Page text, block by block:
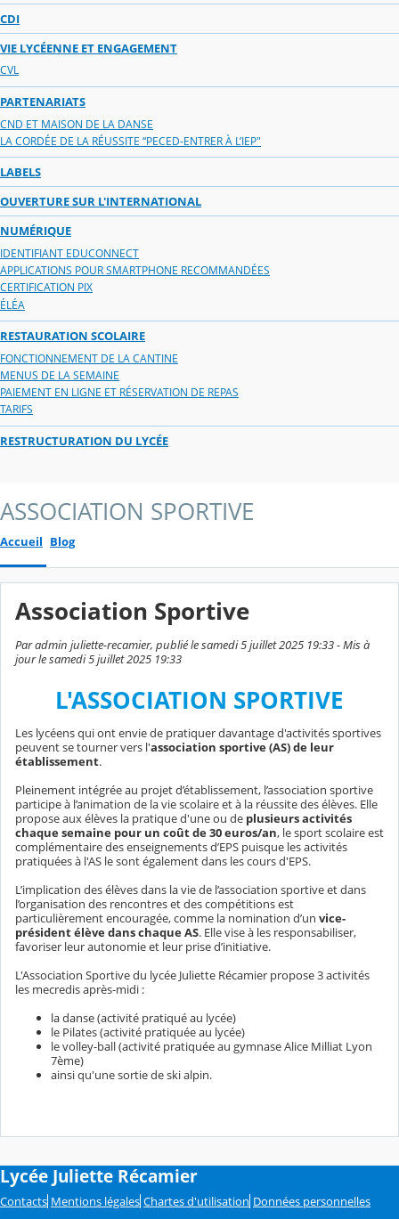
CDI
VIE LYCÉENNE ET ENGAGEMENT
CVL
PARTENARIATS
CND ET MAISON DE LA DANSE
LA CORDÉE DE LA RÉUSSITE “PECED-ENTRER À L’IEP"
LABELS
OUVERTURE SUR L'INTERNATIONAL
NUMÉRIQUE
IDENTIFIANT EDUCONNECT
APPLICATIONS POUR SMARTPHONE RECOMMANDÉES
CERTIFICATION PIX
ÉLÉA
RESTAURATION SCOLAIRE
FONCTIONNEMENT DE LA CANTINE
MENUS DE LA SEMAINE
PAIEMENT EN LIGNE ET RÉSERVATION DE REPAS
TARIFS
RESTRUCTURATION DU LYCÉE
ASSOCIATION SPORTIVE
Accueil Blog
Association Sportive
Par admin juliette-recamier, publié le samedi 5 juillet 2025 19:33 - Mis à
jour le samedi 5 juillet 2025 19:33
L'ASSOCIATION SPORTIVE
Les lycéens qui ont envie de pratiquer davantage d'activités sportives
peuvent se tourner vers l'association sportive (AS) de leur
établissement.
Pleinement intégrée au projet d’établissement, l’association sportive
participe à l’animation de la vie scolaire et à la réussite des élèves. Elle
propose aux élèves la pratique d'une ou de plusieurs activités
chaque semaine pour un coût de 30 euros/an, le sport scolaire est
complémentaire des enseignements d’EPS puisque les activités
pratiquées à l'AS le sont également dans les cours d'EPS.
L’implication des élèves dans la vie de l’association sportive et dans
l’organisation des rencontres et des compétitions est
particulièrement encouragée, comme la nomination d’un vice-
président élève dans chaque AS. Elle vise à les responsabiliser,
favoriser leur autonomie et leur prise d’initiative.
L'Association Sportive du lycée Juliette Récamier propose 3 activités
les mecredis après-midi :
la danse (activité pratiqué au lycée)
le Pilates (activité pratiquée au lycée)
le volley-ball (activité pratiquée au gymnase Alice Milliat Lyon
7ème)
ainsi qu'une sortie de ski alpin.
Lycée Juliette Récamier
Contacts Mentions légales Chartes d'utilisation Données personnelles